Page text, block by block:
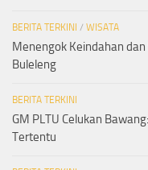
BERITA TERKINI / WISATA
Menengok Keindahan
Buleleng
BERITA TERKINI
GM PLTU Celukan
Tertentu